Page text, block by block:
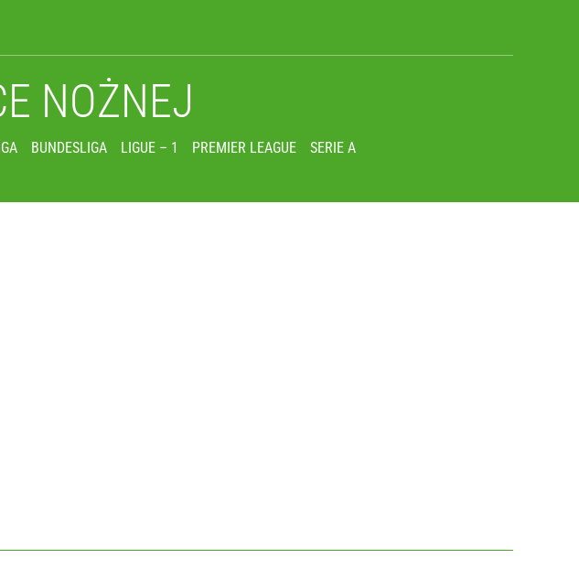
NOŻNEJ
BUNDESLIGA LIGUE – 1 PREMIER LEAGUE
SERIE A